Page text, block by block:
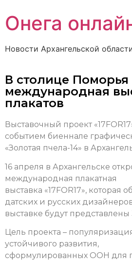
Онега
Новости Архангельской
В столице
международная
плакатов
Выставочный проект
событием биеннале
«Золотая пчела-14» в
16 апреля в Архангельске
международная плакатная
выставка «17FOR17», которая
датских и русских
выставке будут представлены
Цель проекта –
устойчивого развития,
сформулированных ООН для